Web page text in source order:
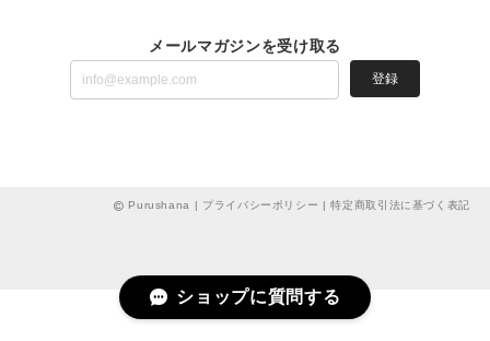
メールマガジンを受け取る
登録
Purushana | プライバシーポリシー |特定商取引法に基づく表記
ショップに質問する